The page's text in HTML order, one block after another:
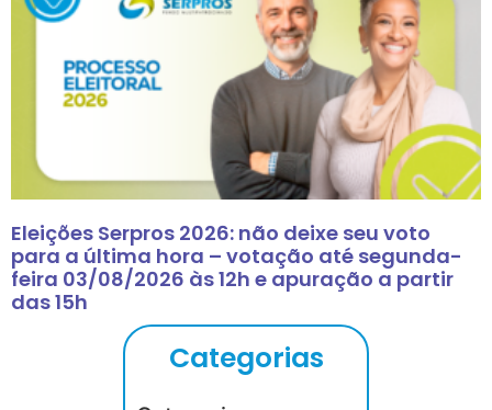
Eleições Serpros 2026: não deixe seu voto
para a última hora – votação até segunda-
feira 03/08/2026 às 12h e apuração a partir
das 15h
Categorias